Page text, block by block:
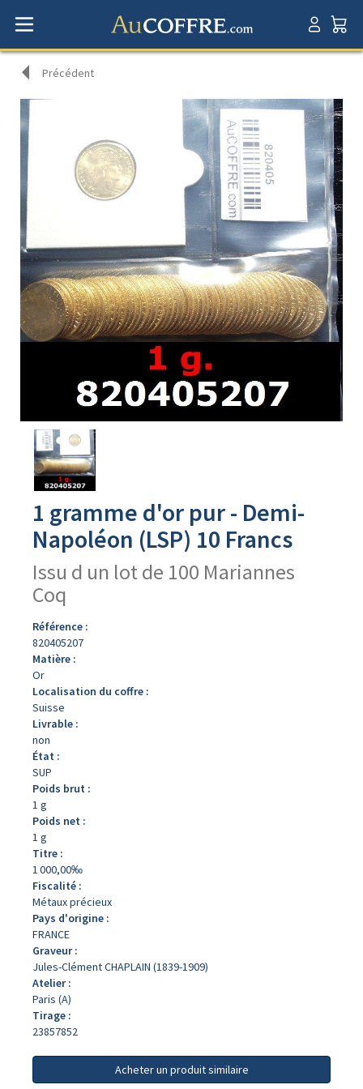
Précédent
Avers
produit
1 gramme d'or pur - Demi-
Napoléon (LSP) 10 Francs
Issu d un lot de 100 Mariannes
Coq
Référence :
820405207
Matière :
Or
Localisation du coffre :
Suisse
Livrable :
non
État :
SUP
Poids brut :
1 g
Poids net :
1 g
Titre :
1 000,00‰
Fiscalité :
Métaux précieux
Pays d'origine :
FRANCE
Graveur :
Jules-Clément CHAPLAIN (1839-1909)
Atelier :
Paris (A)
Tirage :
23857852
Acheter un produit similaire